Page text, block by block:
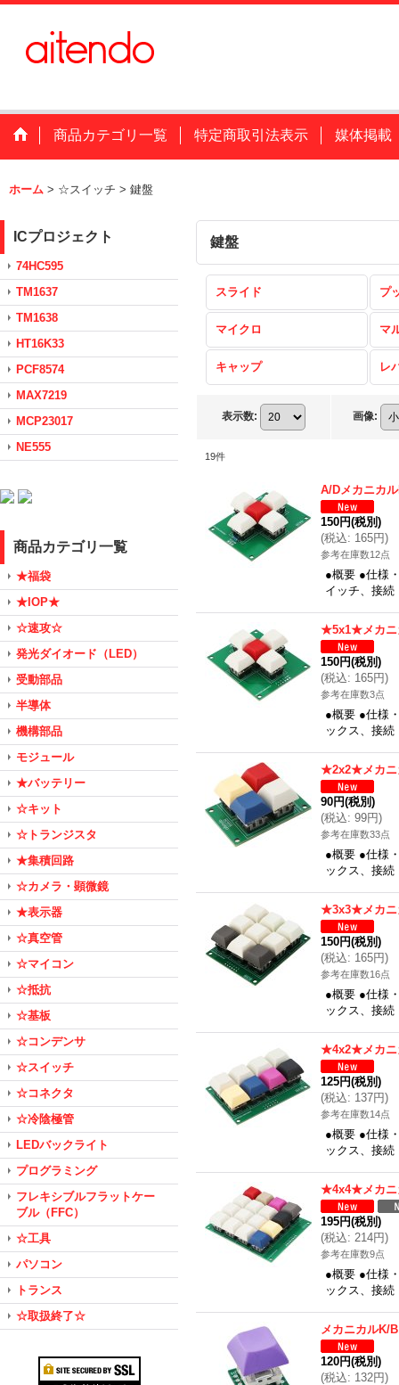
商品カテゴリ一覧 特定商取引法表示 媒体掲載
ホーム > ☆スイッチ > 鍵盤
ICプロジェクト
74HC595
TM1637
TM1638
HT16K33
PCF8574
MAX7219
MCP23017
NE555
商品カテゴリ一覧
★福袋
★IOP★
☆速攻☆
発光ダイオード（LED）
受動部品
半導体
機構部品
モジュール
★バッテリー
☆キット
☆トランジスタ
★集積回路
☆カメラ・顕微鏡
★表示器
☆真空管
☆マイコン
☆抵抗
☆基板
☆コンデンサ
☆スイッチ
☆コネクタ
☆冷陰極管
LEDバックライト
プログラミング
フレキシブルフラットケー
ブル（FFC）
☆工具
パソコン
トランス
☆取扱終了☆
鍵盤
スライド プ
マイクロ マ
キャップ レ
表示数: 画像:
19件
A/Dメカニカ
150円(税別)
(税込: 165円)
参考在庫数12点
●概要 ●仕様
イッチ、接
★5x1★メカニ
150円(税別)
(税込: 165円)
参考在庫数3点
●概要 ●仕様
ックス、接
★2x2★メカニ
90円(税別)
(税込: 99円)
参考在庫数33点
●概要 ●仕様
ックス、接
★3x3★メカニ
150円(税別)
(税込: 165円)
参考在庫数16点
●概要 ●仕様
ックス、接
★4x2★メカニ
125円(税別)
(税込: 137円)
参考在庫数14点
●概要 ●仕様
ックス、接
★4x4★メカニ
195円(税別)
(税込: 214円)
参考在庫数9点
●概要 ●仕様
ックス、接
メカニカルK/
120円(税別)
(税込: 132円)